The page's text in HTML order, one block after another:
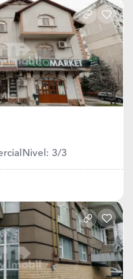
Nivel: 3/3